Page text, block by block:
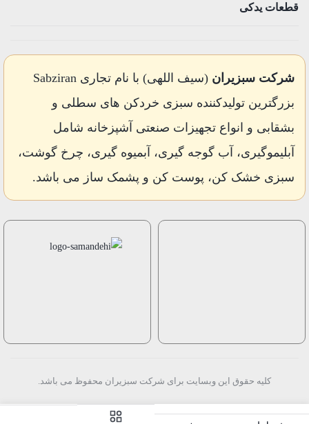
قطعات یدکی
شرکت سبزیران
(سیف اللهی) با نام تجاری Sabziran
بزرگترین تولیدکننده سبزی خردکن های سطلی و
بشقابی و انواع تجهیزات صنعتی آشپزخانه شامل
آبلیموگیری، آب گوجه گیری، آبمیوه گیری، چرخ گوشت،
سبزی خشک کن، پوست کن و پشمک ساز می باشد.
کلیه حقوق این وبسایت برای شرکت سبزیران محفوظ می باشد.